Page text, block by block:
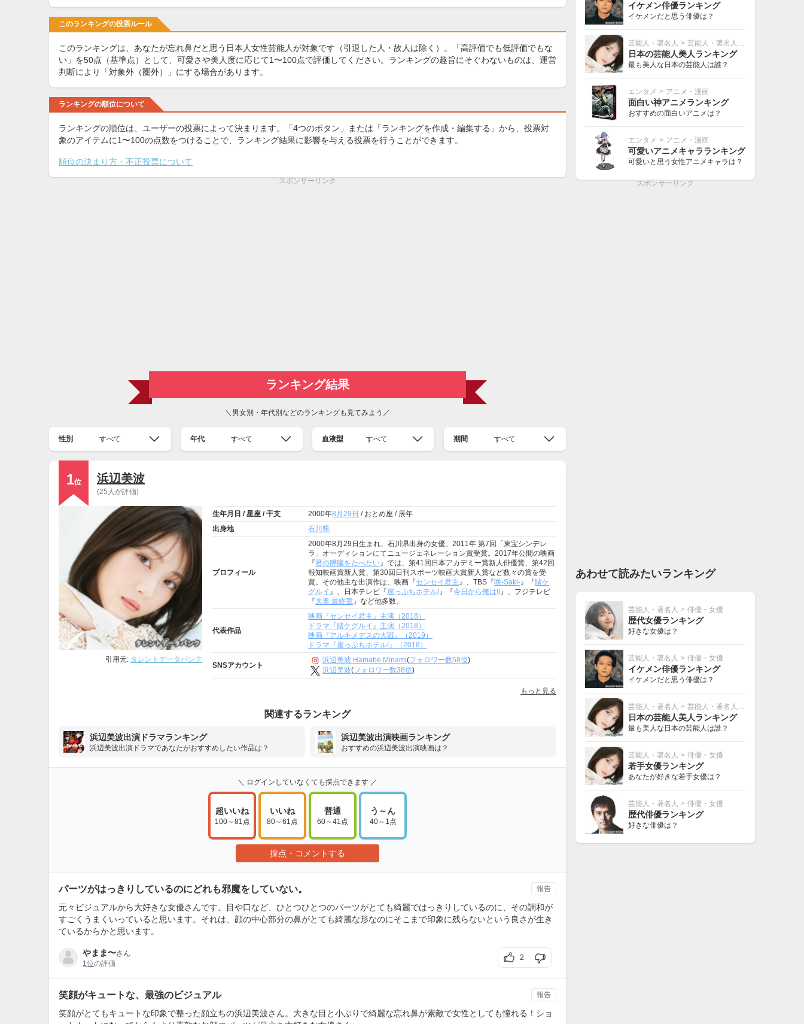
このランキングの投票ルール
このランキングは、あなたが忘れ鼻だと思う日本人女性芸能人が対象です（引退した人・故人は除く）。「高評価でも低評価でもな
い」を50点（基準点）として、可愛さや美人度に応じて1〜100点で評価してください。ランキングの趣旨にそぐわないものは、運営
判断により「対象外（圏外）」にする場合があります。
ランキングの順位について
ランキングの順位は、ユーザーの投票によって決まります。「4つのボタン」または「ランキングを作成・編集する」から、投票対
象のアイテムに1〜100の点数をつけることで、ランキング結果に影響を与える投票を行うことができます。
順位の決まり方・不正投票について
スポンサーリンク
ランキング結果
＼男女別・年代別などのランキングも見てみよう／
性別 すべて 年代 すべて 血液型 すべて 期間 すべて
1位 浜辺美波
(25人が評価)
引用元: タレントデータバンク
生年月日 / 星座 / 干支 2000年8月29日 / おとめ座 / 辰年
出身地
石川県
プロフィール
2000年8月29日生まれ、石川県出身の女優。2011年 第7回「東宝シンデレ
ラ」オーディションにてニュージェネレーション賞受賞。2017年公開の映画
『君の膵臓をたべたい』では、第41回日本アカデミー賞新人俳優賞、第42回
報知映画賞新人賞、第30回日刊スポーツ映画大賞新人賞など数々の賞を受
賞。その他主な出演作は、映画『センセイ君主』、TBS『咲-Saki-』『賭ケ
グルイ 』、日本テレビ『崖っぷちホテル!』『今日から俺は!!』、フジテレビ
『大奥 最終章』など他多数。
代表作品
映画『センセイ君主』主演（2018）
ドラマ『賭ケグルイ』主演（2018）
映画『アルキメデスの大戦』（2019）
ドラマ『崖っぷちホテル!』（2018）
SNSアカウント
浜辺美波 Hamabe Minami(フォロワー数58位)
浜辺美波(フォロワー数38位)
もっと見る
関連するランキング
浜辺美波出演ドラマランキング
浜辺美波出演ドラマであなたがおすすめしたい作品は？
浜辺美波出演映画ランキング
おすすめの浜辺美波出演映画は？
＼ ログインしていなくても採点できます ／
超いいね
100～81点
いいね
80～61点
普通
60～41点
う～ん
40～1点
採点・コメントする
パーツがはっきりしているのにどれも邪魔をしていない。
元々ビジュアルから大好きな女優さんです。目や口など、ひとつひとつのパーツがとても綺麗ではっきりしているのに、その調和が
すごくうまくいっていると思います。それは、顔の中心部分の鼻がとても綺麗な形なのにそこまで印象に残らないという良さが生き
ているからかと思います。
やまま〜さん
1位の評価
2
報告
笑顔がキュートな、最強のビジュアル
笑顔がとてもキュートな印象で整った顔立ちの浜辺美波さん。大きな目と小ぶりで綺麗な忘れ鼻が素敵で女性としても憧れる！ショ
報告
イケメン俳優ランキング
イケメンだと思う俳優は？
芸能人・著名人 > 芸能人・著名人その他
日本の芸能人美人ランキング
最も美人な日本の芸能人は誰？
エンタメ > アニメ・漫画
面白い神アニメランキング
おすすめの面白いアニメは？
エンタメ > アニメ・漫画
可愛いアニメキャラランキング
可愛いと思う女性アニメキャラは？
スポンサーリンク
あわせて読みたいランキング
芸能人・著名人 > 俳優・女優
歴代女優ランキング
好きな女優は？
芸能人・著名人 > 俳優・女優
イケメン俳優ランキング
イケメンだと思う俳優は？
芸能人・著名人 > 芸能人・著名人その他
日本の芸能人美人ランキング
最も美人な日本の芸能人は誰？
芸能人・著名人 > 俳優・女優
若手女優ランキング
あなたが好きな若手女優は？
芸能人・著名人 > 俳優・女優
歴代俳優ランキング
好きな俳優は？